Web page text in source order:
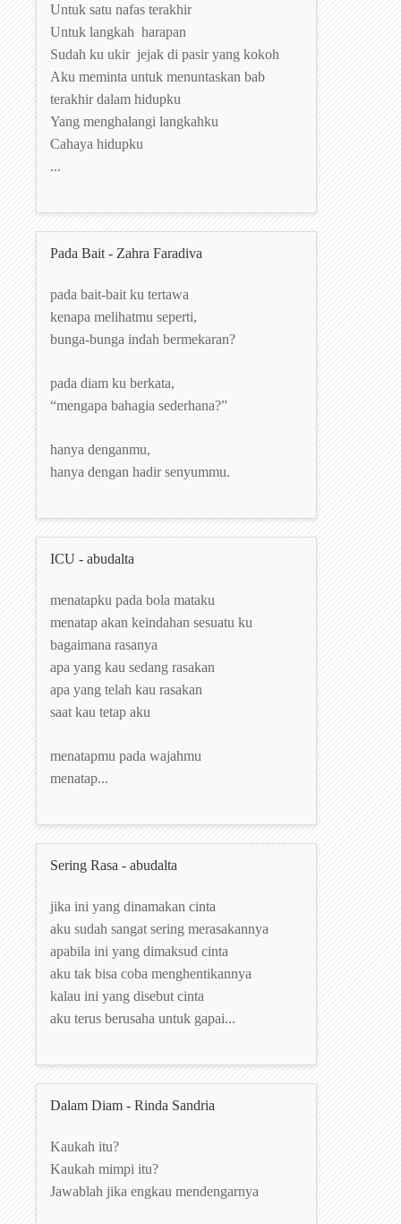
Untuk satu nafas terakhir
Untuk langkah harapan
Sudah ku ukir jejak di pasir yang kokoh
Aku meminta untuk menuntaskan bab
terakhir dalam hidupku
Yang menghalangi langkahku
Cahaya hidupku
...
Pada Bait - Zahra Faradiva
pada bait-bait ku tertawa
kenapa melihatmu seperti,
bunga-bunga indah bermekaran?
pada diam ku berkata,
“mengapa bahagia sederhana?”
hanya denganmu,
hanya dengan hadir senyummu.
ICU - abudalta
menatapku pada bola mataku
menatap akan keindahan sesuatu ku
bagaimana rasanya
apa yang kau sedang rasakan
apa yang telah kau rasakan
saat kau tetap aku
menatapmu pada wajahmu
menatap...
Sering Rasa - abudalta
jika ini yang dinamakan cinta
aku sudah sangat sering merasakannya
apabila ini yang dimaksud cinta
aku tak bisa coba menghentikannya
kalau ini yang disebut cinta
aku terus berusaha untuk gapai...
Dalam Diam - Rinda Sandria
Kaukah itu?
Kaukah mimpi itu?
Jawablah jika engkau mendengarnya